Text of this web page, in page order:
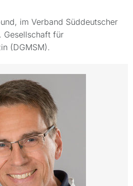
im Verband Süddeutscher
Gesellschaft für
(DGMSM).